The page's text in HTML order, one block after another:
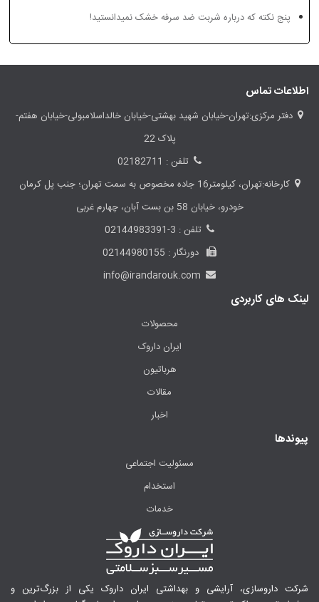
پنج نکته که درباره شربت ضد سرفه خشک نمیدانستید!
اطلاعات تماس
دفتر مرکزی:تهران-خیابان شهید بهشتی-خیابان خالداسلامبولی-خیابان هفتم-
پلاک 22
تلفن : 02182711
کارخانه:تهران، کیلومتر16 جاده مخصوص به سمت تهران؛ جنب پل کرمان
خودرو، خیابان 58 بن بست آبان، چهارم غربی
تلفن : 3-02144983391
دورنگار : 02144980155
info@irandarouk.com
لینک های کاربردی
محصولات
ایران داروک
هرباتیون
مقالات
اخبار
پیوندها
مسئولیت اجتماعی
استخدام
خدمات
شرکت داروسازی، آرایشی و بهداشتی ایران داروک یکی از بزرگ‌ترین و